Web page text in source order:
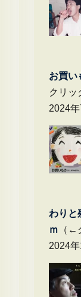
お買い
クリッ
2024
わりと
ｍ （←
2024